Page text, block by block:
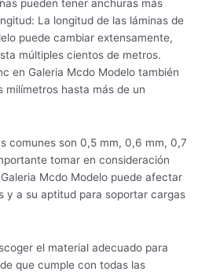
pueden tener anchuras más
La longitud de las láminas de
puede cambiar extensamente,
múltiples cientos de metros.
en Galeria Mcdo Modelo también
milímetros hasta más de un
comunes son 0,5 mm, 0,6 mm, 0,7
tomar en consideración
Mcdo Modelo puede afectar
y a su aptitud para soportar cargas
el material adecuado para
que cumple con todas las